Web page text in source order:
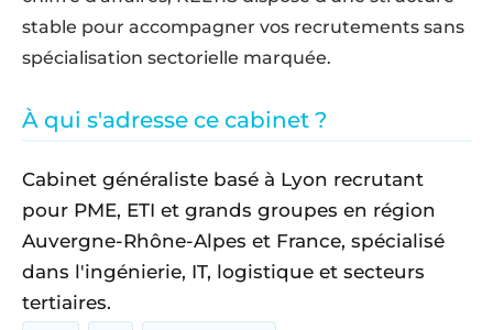
stable pour accompagner vos recrutements sans
spécialisation sectorielle marquée.
À qui s'adresse ce cabinet ?
Cabinet généraliste basé à Lyon recrutant
pour PME, ETI et grands groupes en région
Auvergne-Rhône-Alpes et France, spécialisé
dans l'ingénierie, IT, logistique et secteurs
tertiaires.